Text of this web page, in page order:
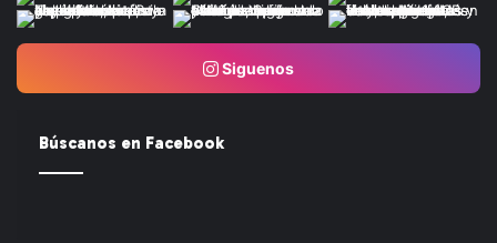
Siguenos
Búscanos en Facebook